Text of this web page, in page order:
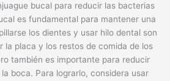
bucal para reducir las bacterias
es fundamental para mantener una
los dientes y usar hilo dental son
la placa y los restos de comida de los
también es importante para reducir
boca. Para lograrlo, considera usar